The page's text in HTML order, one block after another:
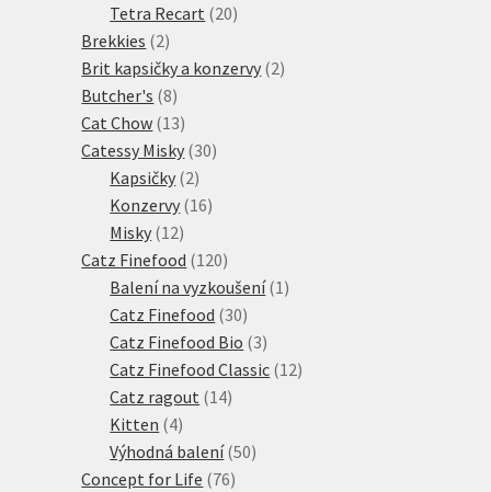
produkty
Tetra Recart 2020
Brekkies 22
produkty
Brit kapsičky a konzervy 22
Butcher's 88
produktů
Cat Chow 1313
produktů
Catessy Misky 3030
Kapsičky 22
produkty
Konzervy 1616
Misky 1212
produktů
Catz Finefood 120120
produktů
Balení na vyzkoušení 11
Catz Finefood 3030
produktů
Catz Finefood Bio 33
produkty
Catz Finefood Classic 1212
Catz ragout 1414
Kitten 44
produkty
Výhodná balení 5050
Concept for Life 7676